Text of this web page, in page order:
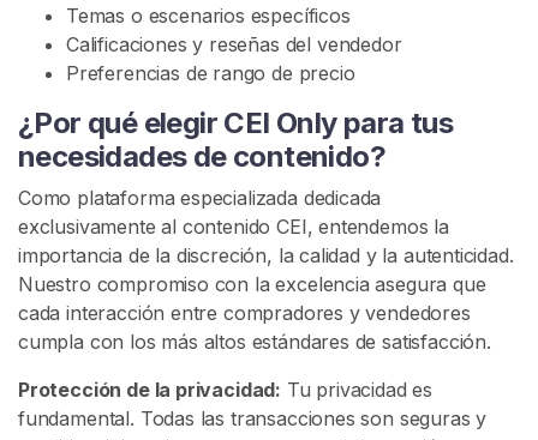
Temas o escenarios específicos
Calificaciones y reseñas del vendedor
Preferencias de rango de precio
¿Por qué elegir CEI Only para tus
necesidades de contenido?
Como plataforma especializada dedicada
exclusivamente al contenido CEI, entendemos la
importancia de la discreción, la calidad y la autenticidad.
Nuestro compromiso con la excelencia asegura que
cada interacción entre compradores y vendedores
cumpla con los más altos estándares de satisfacción.
Protección de la privacidad: Tu privacidad es
fundamental. Todas las transacciones son seguras y
a
n
s
E
I
B
U
S
C
A